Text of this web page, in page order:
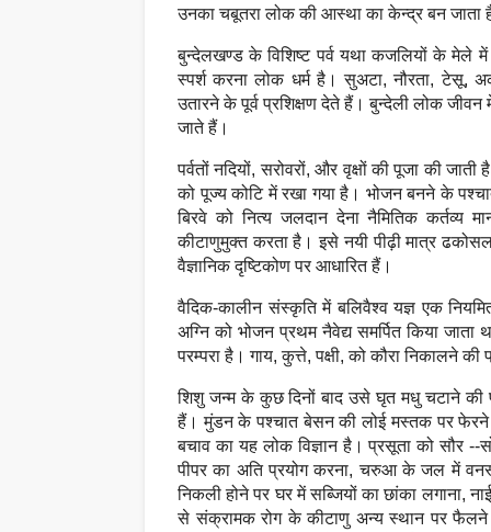
उनका चबूतरा लोक की आस्था का केन्द्र बन जाता
बुन्देलखण्ड के विशिष्ट पर्व यथा कजलियों के मेले
स्पर्श करना लोक धर्म है। सुअटा, नौरता, टेसू,
उतारने के पूर्व प्रशिक्षण देते हैं। बुन्देली लोक
जाते हैं।
पर्वतों नदियों, सरोवरों, और वृक्षों की पूजा की
को पूज्य कोटि में रखा गया है। भोजन बनने के
बिरवे को नित्य जलदान देना नैमितिक कर्तव्य
कीटाणुमुक्त करता है। इसे नयी पीढ़ी मात्र
वैज्ञानिक दृष्टिकोण पर आधारित हैं।
वैदिक-कालीन संस्कृति में बलिवैश्व यज्ञ एक
अग्नि को भोजन प्रथम नैवेद्य समर्पित किया
परम्परा है। गाय, कुत्ते, पक्षी, को कौरा निकालने
शिशु जन्म के कुछ दिनों बाद उसे घृत मधु चटाने की
हैं। मुंडन के पश्चात बेसन की लोई मस्तक पर
बचाव का यह लोक विज्ञान है। प्रसूता को सौर
पीपर का अति प्रयोग करना, चरुआ के जल में
निकली होने पर घर में सब्जियों का छांका लगाना,
से संक्रामक रोग के कीटाणु अन्य स्थान पर फैलने